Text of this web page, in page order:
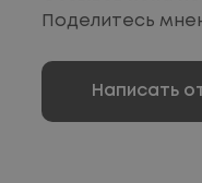
Поделитесь
Написать